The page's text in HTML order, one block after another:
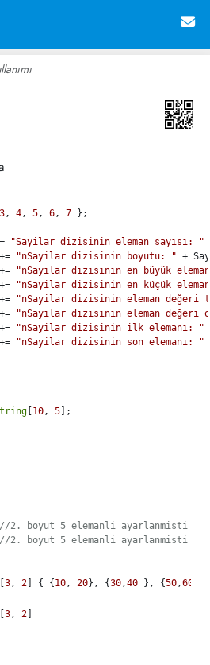
3, 4, 5, 6, 7 };
"Sayilar dizisinin eleman sayısı: "
"nSayilar dizisinin boyutu: " +
"nSayilar dizisinin en büyük
"nSayilar dizisinin en küçük
"nSayilar dizisinin eleman değeri
"nSayilar dizisinin eleman değeri
"nSayilar dizisinin ilk elemanı: "
"nSayilar dizisinin son elemanı: "
10, 5 ];
boyut 5 elemanli ayarlanmisti
boyut 5 elemanli ayarlanmisti
3, 2 ] { { 10, 20}, {30,40 }, {50,60
3, 2